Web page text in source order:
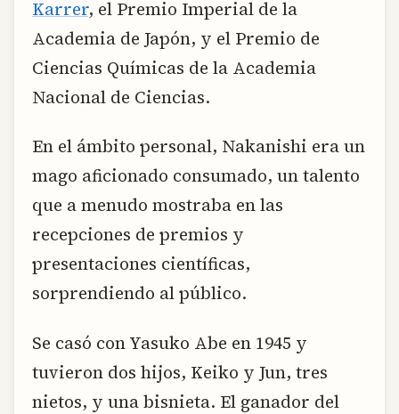
Karrer, el Premio Imperial de la
Academia de Japón, y el Premio de
Ciencias Químicas de la Academia
Nacional de Ciencias.
En el ámbito personal, Nakanishi era un
mago aficionado consumado, un talento
que a menudo mostraba en las
recepciones de premios y
presentaciones científicas,
sorprendiendo al público.
Se casó con Yasuko Abe en 1945 y
tuvieron dos hijos, Keiko y Jun, tres
nietos, y una bisnieta. El ganador del